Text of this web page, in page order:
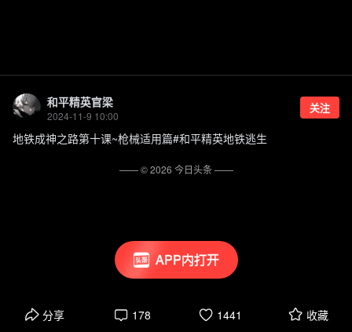
APP内打开
和平精英官梁
2024-11-9 10:00
关注
地铁成神之路第十课~枪械适用篇#和平精英地铁逃生
分享 178 1441 收藏
—— ©2026 今日头条——